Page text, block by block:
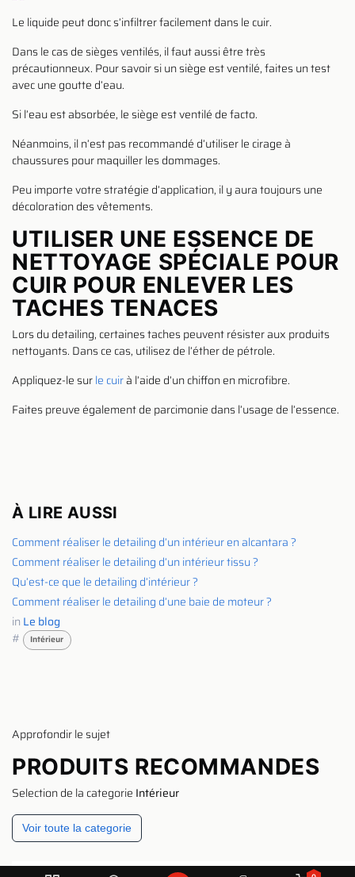
Le liquide peut donc s’infiltrer facilement dans le cuir.
Dans le cas de sièges ventilés, il faut aussi être très
précautionneux. Pour savoir si un siège est ventilé, faites un test
avec une goutte d’eau.
Si l’eau est absorbée, le siège est ventilé de facto.
Néanmoins, il n’est pas recommandé d’utiliser le cirage à
chaussures pour maquiller les dommages.
Peu importe votre stratégie d’application, il y aura toujours une
décoloration des vêtements.
UTILISER UNE ESSENCE DE
NETTOYAGE SPÉCIALE POUR
CUIR POUR ENLEVER LES
TACHES TENACES
Lors du detailing, certaines taches peuvent résister aux produits
nettoyants. Dans ce cas, utilisez de l’éther de pétrole.
Appliquez-le surle cuirà l’aide d’un chiffon en microfibre.
Faites preuve également de parcimonie dans l’usage de l’essence.
À LIRE AUSSI
Comment réaliser le detailing d’un intérieur en alcantara ?
Comment réaliser le detailing d’un intérieur tissu ?
Qu’est-ce que le detailing d’intérieur ?
Comment réaliser le detailing d’une baie de moteur ?
in Le blog
#
Intérieur
Approfondir le sujet
PRODUITS RECOMMANDES
Selection de la categorie Intérieur
Voir toute la categorie